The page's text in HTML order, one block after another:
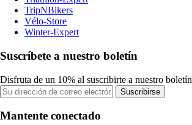
TripNBikers
Vélo-Store
Winter-Expert
Suscríbete a nuestro boletín
Disfruta de un 10% al suscribirte a nuestro boletín
Suscribirse
Mantente conectado